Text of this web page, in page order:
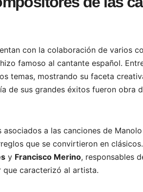
con la colaboración de varios
famoso al cantante español.
temas, mostrando su faceta
de sus grandes éxitos fueron obra
a las canciones de
que se convirtieron en
y Francisco Merino, responsables
caracterizó al artista.